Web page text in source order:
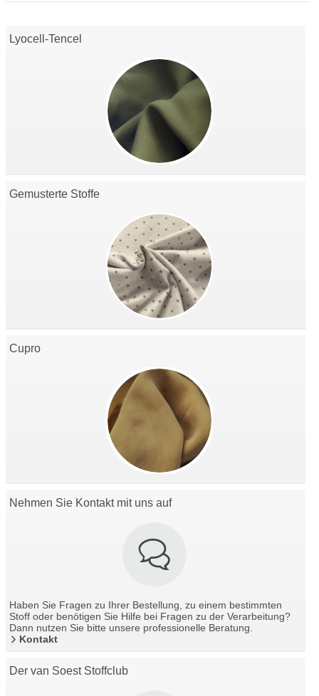
Lyocell-Tencel
Gemusterte Stoffe
Cupro
Nehmen Sie Kontakt mit uns auf
Haben Sie Fragen zu Ihrer Bestellung, zu einem bestimmten
Stoff oder benötigen Sie Hilfe bei Fragen zu der Verarbeitung?
Dann nutzen Sie bitte unsere professionelle Beratung.
Kontakt
Der van Soest Stoffclub